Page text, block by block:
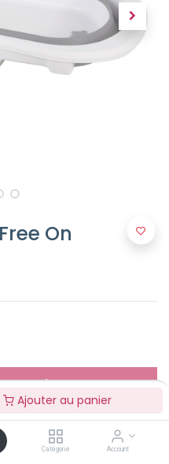
Ajouter au panier
Catégorie Account
On
panier